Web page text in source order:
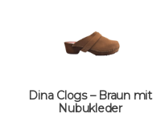
Dina Clogs – Braun mit
Nubukleder